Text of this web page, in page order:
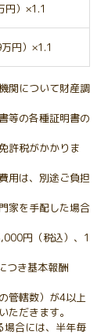
円）×1.1
円）×1.1
関について財産調
等の各種証明書の
許税がかかりま
用は、別途ご負担
家を手配した場合
円（税込）、1
つき基本報酬
管轄数）が4以上
だきます。
合には、半年毎